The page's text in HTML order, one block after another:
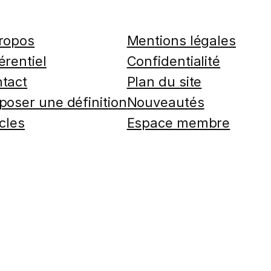
une définition
Mentions légales
Confidentialité
Plan du site
Nouveautés
Espace membre